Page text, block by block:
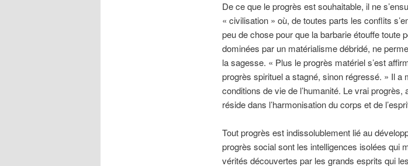
De ce que le progrès est souhaitable, il ne
« civilisation » où, de toutes parts les conflits
peu de chose pour que la barbarie étouffe toute
dominées par un matérialisme débridé, ne
la sagesse. « Plus le progrès matériel s’est
progrès spirituel a stagné, sinon régressé. » Il a
conditions de vie de l’humanité. Le vrai progrès,
réside dans l’harmonisation du corps et de
Tout progrès est indissolublement lié au
progrès social sont les intelligences isolées qui
vérités découvertes par les grands esprits qui